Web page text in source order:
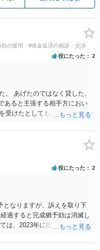
効の援用 #借金返済の相談・交渉
役にたった 2
。 あげたのではなく貸した、
あると主張する相手方におい
受けたとしても、もらったも
では、こちらからアクション
役にたった 2
となりますが、訴えを取り下
過すると完成猶予効は消滅し
は、2023年に提訴された債権
再提訴しなければやはり時効